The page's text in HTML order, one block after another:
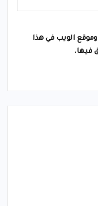
الويب في هذا
فيها.